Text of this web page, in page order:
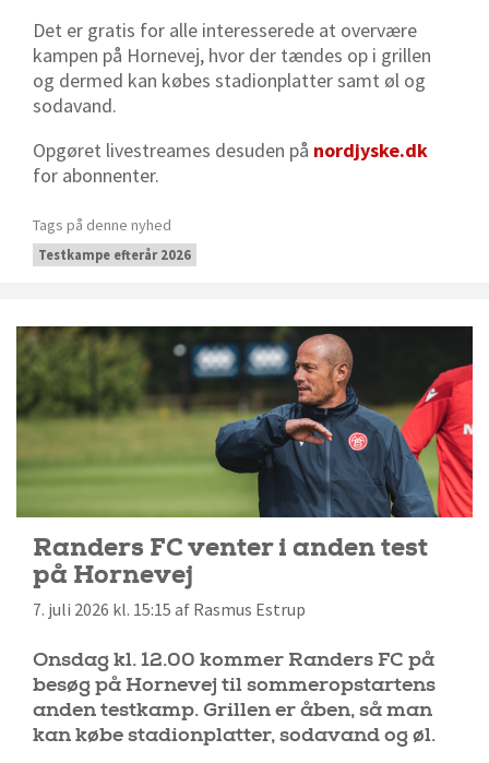
Det er gratis for alle interesserede at overvære
kampen på Hornevej, hvor der tændes op i grillen
og dermed kan købes stadionplatter samt øl og
sodavand.
Opgøret livestreames desuden på nordjyske.dk
for abonnenter.
Tags på denne nyhed
Testkampe efterår 2026
Randers FC venter i anden test
på Hornevej
7. juli 2026 kl. 15:15 af Rasmus Estrup
Onsdag kl. 12.00 kommer Randers FC på
besøg på Hornevej til sommeropstartens
anden testkamp. Grillen er åben, så man
kan købe stadionplatter, sodavand og øl.